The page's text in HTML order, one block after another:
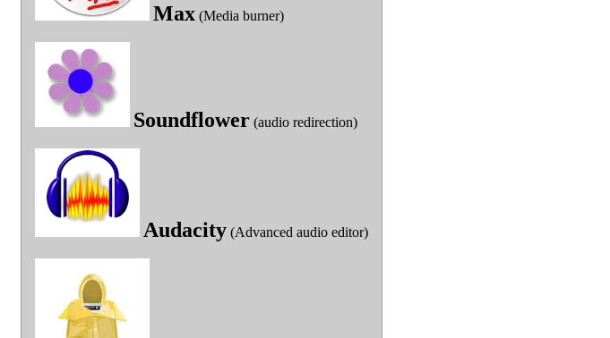
Max (Media burner)
Soundflower (audio redirection)
Audacity (Advanced audio editor)